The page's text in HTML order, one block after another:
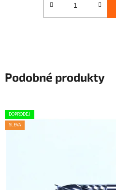
Podobné produkty
DOPRODEJ
SLEVA